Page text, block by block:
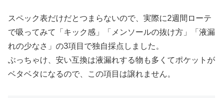
スペック表だけだとつまらないので、実際に2週間ローテ
で吸ってみて「キック感」「メンソールの抜け方」「液漏
れの少なさ」の3項目で独自採点しました。
ぶっちゃけ、安い互換は液漏れする物も多くてポケットが
ベタベタになるので、この項目は譲れません。